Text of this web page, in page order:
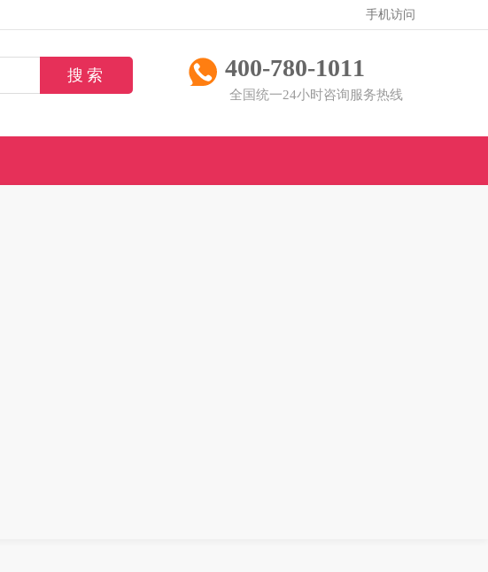
手机访问
400-780-1011
全国统一24小时咨询服务热线